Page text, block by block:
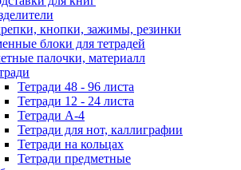
кнопки, зажимы, резинки
блоки для тетрадей
палочки, материалл
Тетради 48 - 96 листа
Тетради 12 - 24 листа
Тетради А-4
Тетради для нот, каллиграфии
Тетради на кольцах
Тетради предметные